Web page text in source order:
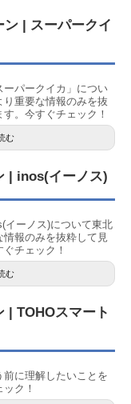
| スーパークイ
パークイカ」につい
重要な情報のみを抜
。今すぐチェック！
む
| inos(イーノス)
イーノス)について東北
報のみを抜粋して見
チェック！
む
| TOHOスマート
に理解したいことを
ク！